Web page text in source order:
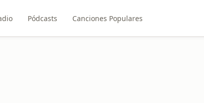
Pódcasts Canciones Populares